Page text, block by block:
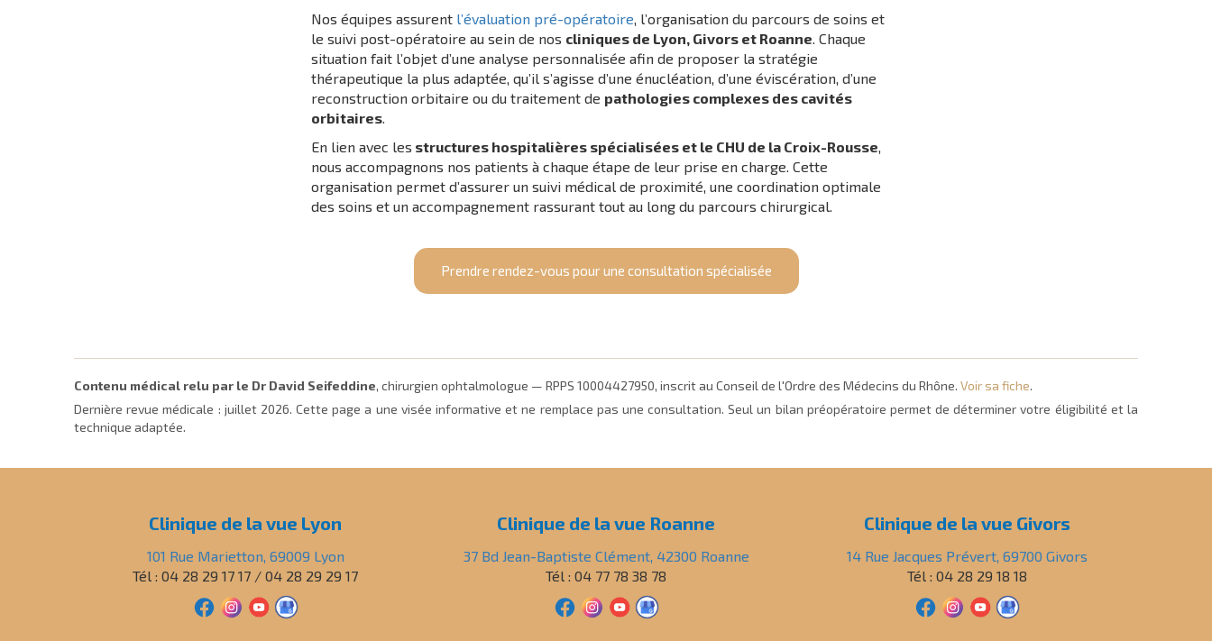
Nos équipes assurent l’évaluation pré-opératoire, l’organisation du parcours de soins et
le suivi post-opératoire au sein de nos cliniques de Lyon, Givors et Roanne. Chaque
situation fait l’objet d’une analyse personnalisée afin de proposer la stratégie
thérapeutique la plus adaptée, qu’il s’agisse d’une énucléation, d’une éviscération, d’une
reconstruction orbitaire ou du traitement de pathologies complexes des cavités
orbitaires.
En lien avec les structures hospitalières spécialisées et le CHU de la Croix-Rousse,
nous accompagnons nos patients à chaque étape de leur prise en charge. Cette
organisation permet d’assurer un suivi médical de proximité, une coordination optimale
des soins et un accompagnement rassurant tout au long du parcours chirurgical.
Prendre rendez-vous pour une consultation spécialisée
Contenu médical relu par le Dr David Seifeddine, chirurgien ophtalmologue — RPPS 10004427950, inscrit au Conseil de l'Ordre des Médecins du Rhône. Voir sa fiche.
Dernière revue médicale : juillet 2026. Cette page a une visée informative et ne remplace pas une consultation. Seul un bilan préopératoire permet de déterminer votre éligibilité et la
technique adaptée.
Clinique de la vue Lyon
101 Rue Marietton, 69009 Lyon
Tél : 04 28 29 17 17 / 04 28 29 29 17
Clinique de la vue Roanne
37 Bd Jean-Baptiste Clément, 42300 Roanne
Tél : 04 77 78 38 78
Clinique de la vue Givors
14 Rue Jacques Prévert, 69700 Givors
Tél : 04 28 29 18 18